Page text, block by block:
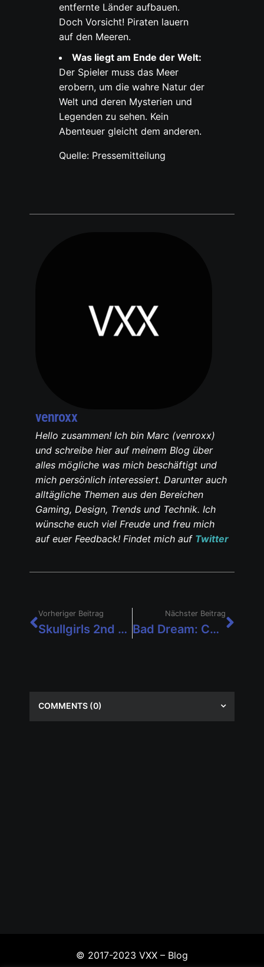
entfernte Länder aufbauen.
Doch Vorsicht! Piraten lauern
auf den Meeren.
Was liegt am Ende der Welt:
Der Spieler muss das Meer
erobern, um die wahre Natur der
Welt und deren Mysterien und
Legenden zu sehen. Kein
Abenteuer gleicht dem anderen.
Quelle: Pressemitteilung
venroxx
Hello zusammen! Ich bin Marc (venroxx)
und schreibe hier auf meinem Blog über
alles mögliche was mich beschäftigt und
mich persönlich interessiert. Darunter auch
alltägliche Themen aus den Bereichen
Gaming, Design, Trends und Technik. Ich
wünsche euch viel Freude und freu mich
auf euer Feedback! Findet mich auf Twitter
Vorheriger Beitrag
Skullgirls 2nd Encore erscheint für Switch
Nächster Beitrag
Bad Dream: Coma (Switch) im Test
COMMENTS (0)
© 2017-2023 VXX – Blog